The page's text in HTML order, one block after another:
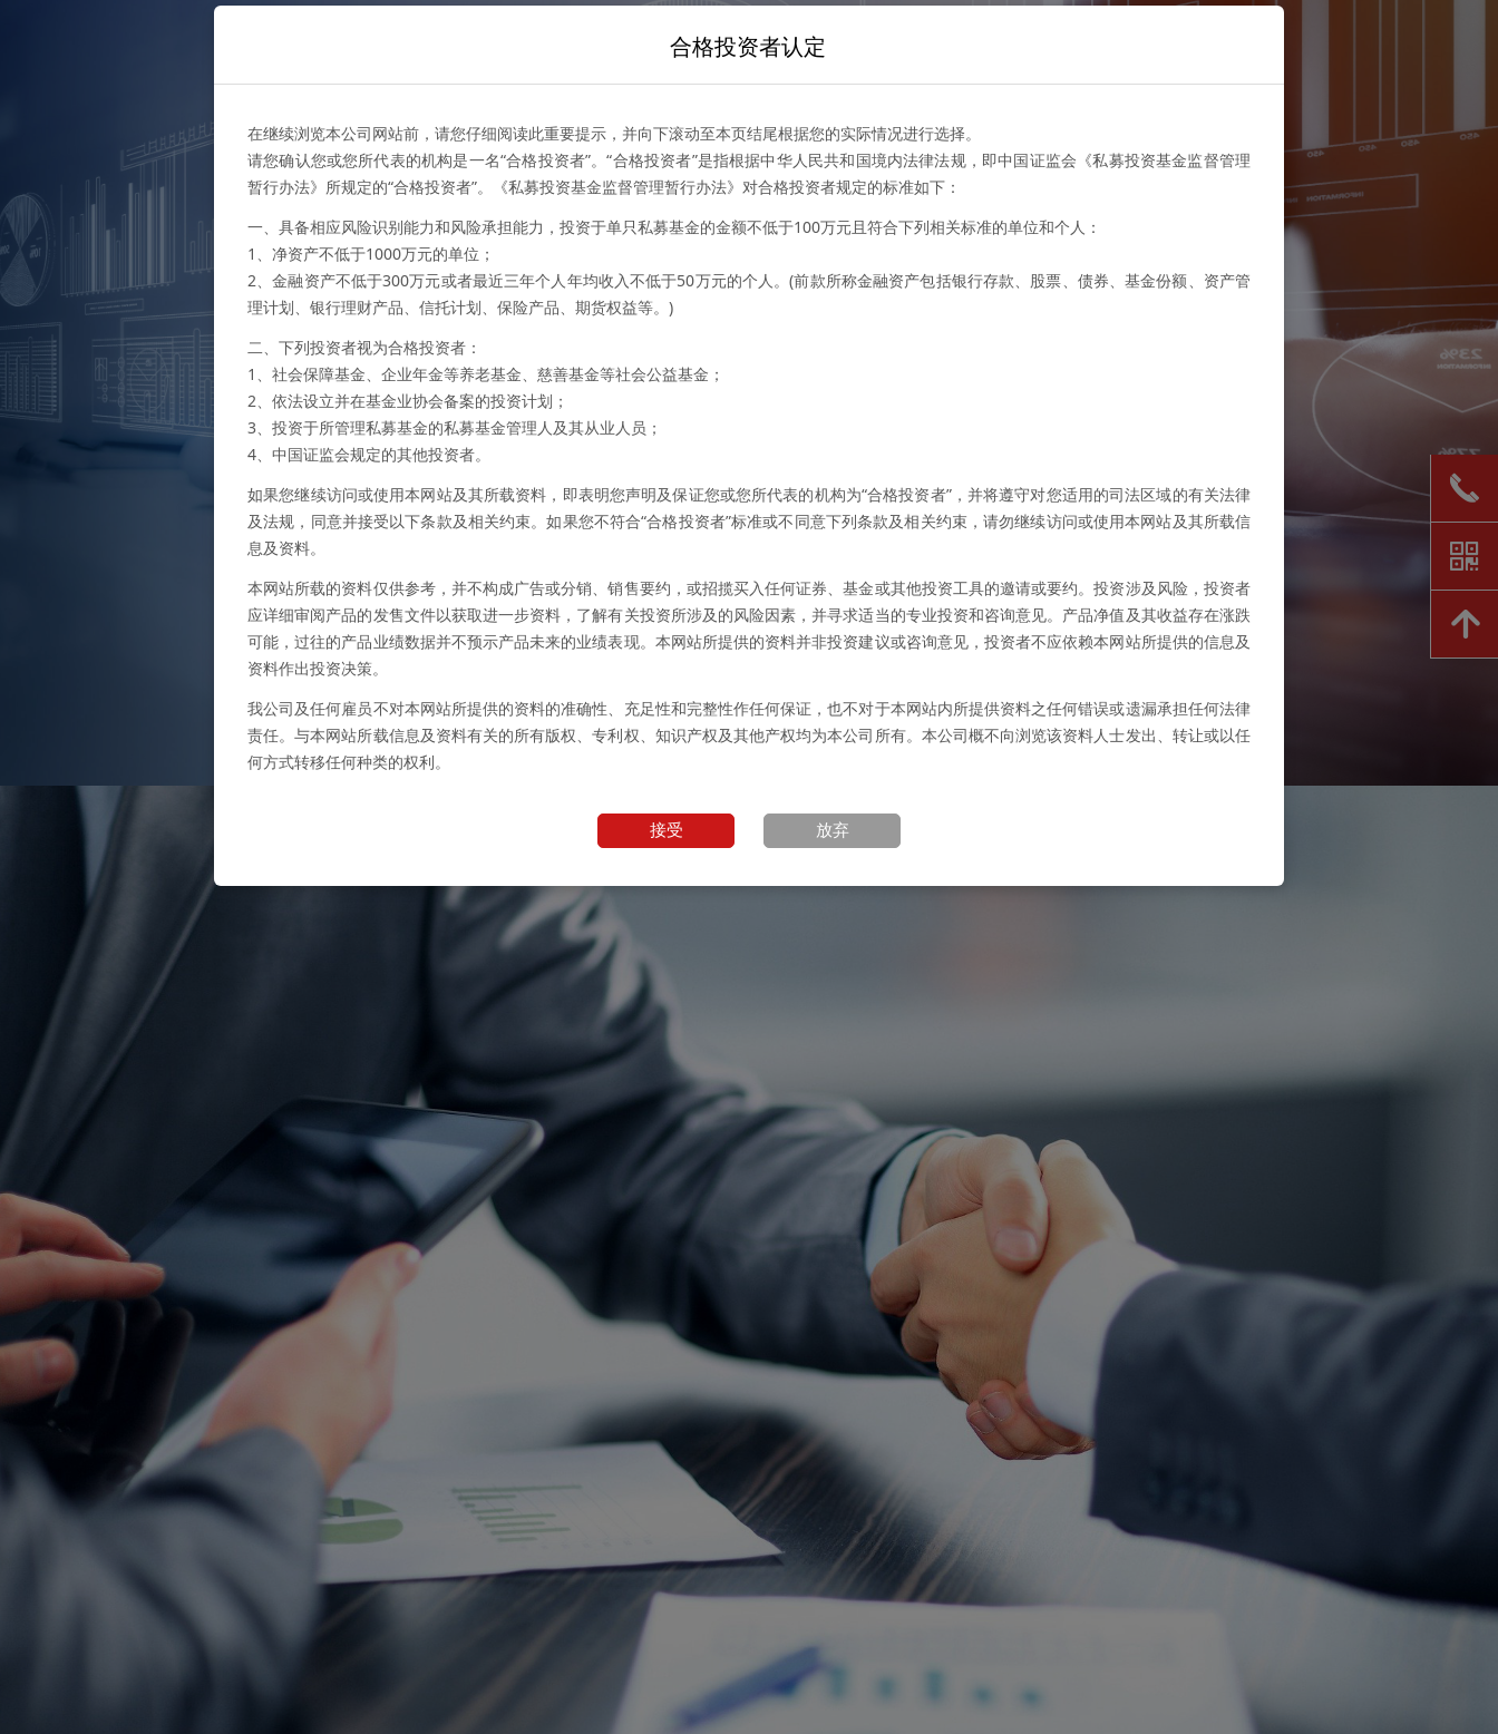
在继续浏览本公司网站前，请您仔细阅读此重要提示，并向下滚动至本页结尾根据您的实际情况进行选择。
请您确认您或您所代表的机构是一名“合格投资者”。“合格投资者”是指根据中华人民共和国境内法律法规，即中国证监会《私募投资基金监督管理
暂行办法》所规定的“合格投资者”。《私募投资基金监督管理暂行办法》对合格投资者规定的标准如下：
一、具备相应风险识别能力和风险承担能力，投资于单只私募基金的金额不低于100万元且符合下列相关标准的单位和个人：
1、净资产不低于1000万元的单位；
2、金融资产不低于300万元或者最近三年个人年均收入不低于50万元的个人。(前款所称金融资产包括银行存款、股票、债券、基金份额、资产管
理计划、银行理财产品、信托计划、保险产品、期货权益等。)
二、下列投资者视为合格投资者：
1、社会保障基金、企业年金等养老基金、慈善基金等社会公益基金；
2、依法设立并在基金业协会备案的投资计划；
3、投资于所管理私募基金的私募基金管理人及其从业人员；
4、中国证监会规定的其他投资者。
如果您继续访问或使用本网站及其所载资料，即表明您声明及保证您或您所代表的机构为“合格投资者”，并将遵守对您适用的司法区域的有关法律
及法规，同意并接受以下条款及相关约束。如果您不符合“合格投资者”标准或不同意下列条款及相关约束，请勿继续访问或使用本网站及其所载信
息及资料。
本网站所载的资料仅供参考，并不构成广告或分销、销售要约，或招揽买入任何证券、基金或其他投资工具的邀请或要约。投资涉及风险，投资者
应详细审阅产品的发售文件以获取进一步资料，了解有关投资所涉及的风险因素，并寻求适当的专业投资和咨询意见。产品净值及其收益存在涨跌
可能，过往的产品业绩数据并不预示产品未来的业绩表现。本网站所提供的资料并非投资建议或咨询意见，投资者不应依赖本网站所提供的信息及
资料作出投资决策。
我公司及任何雇员不对本网站所提供的资料的准确性、充足性和完整性作任何保证，也不对于本网站内所提供资料之任何错误或遗漏承担任何法律
责任。与本网站所载信息及资料有关的所有版权、专利权、知识产权及其他产权均为本公司所有。本公司概不向浏览该资料人士发出、转让或以任
何方式转移任何种类的权利。
接受 放弃
合格投资者认定
끅
낃
녕